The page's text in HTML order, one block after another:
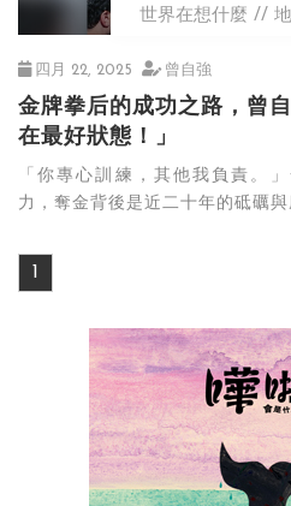
世界在想什麼
四月 22, 2025 曾自強
金牌拳后的成功之路，曾
在最好狀態！」
「你專心訓練，其他我負責。
力，奪金背後是近二十年的砥礪與
1